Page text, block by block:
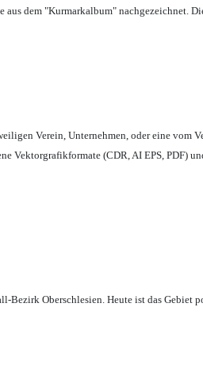
aus dem "Kurmarkalbum" nachgezeichnet.
Verein, Unternehmen, oder eine vom
Vektorgrafikformate (CDR, AI EPS, PDF)
Bezirk Oberschlesien. Heute ist das Gebiet